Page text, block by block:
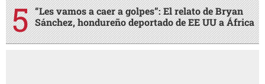
“Les vamos a caer a golpes”: El relato de Bryan
Sánchez, hondureño deportado de EE UU a África